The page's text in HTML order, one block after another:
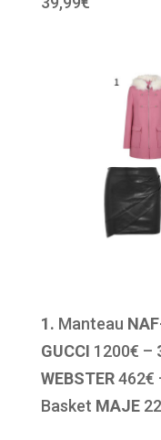
1. Manteau
GUCCI 1200€ –
WEBSTER462€
Basket MAJE